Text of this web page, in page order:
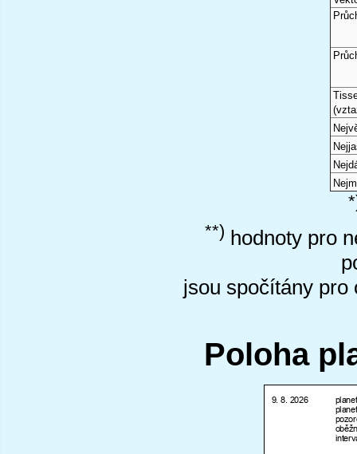
**) hodnoty pro
jsou spočítány pro
Poloha